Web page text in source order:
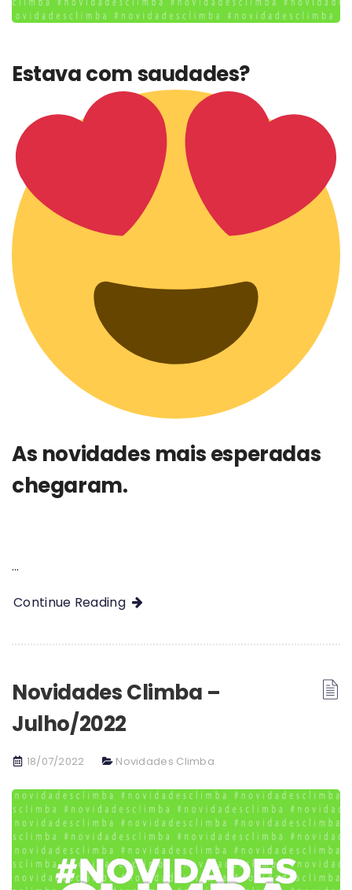
Estava com saudades?
As novidades mais esperadas
chegaram.
…
Continue Reading
Novidades Climba –
Julho/2022
18/07/2022 Novidades Climba